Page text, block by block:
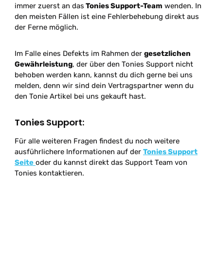
immer zuerst an das Tonies Support-Team wenden. In
den meisten Fällen ist eine Fehlerbehebung direkt aus
der Ferne möglich.
Im Falle eines Defekts im Rahmen der gesetzlichen
Gewährleistung, der über den Tonies Support nicht
behoben werden kann, kannst du dich gerne bei uns
melden, denn wir sind dein Vertragspartner wenn du
den Tonie Artikel bei uns gekauft hast.
Tonies Support:
Für alle weiteren Fragen findest du noch weitere
ausführlichere Informationen auf der Tonies Support
Seite oder du kannst direkt das Support Team von
Tonies kontaktieren.